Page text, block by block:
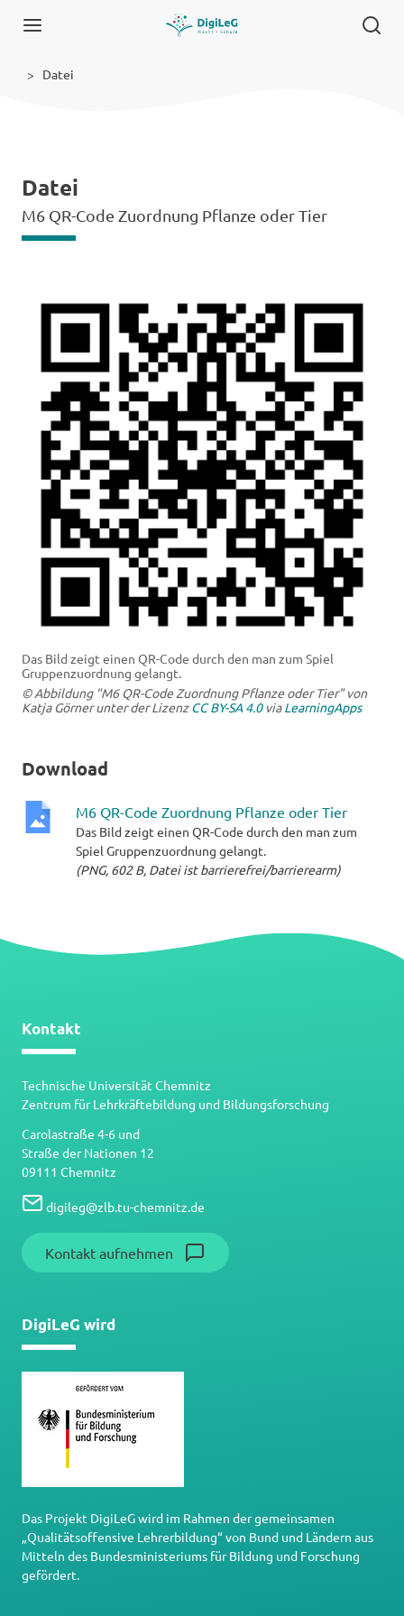
Datei
Datei
M6 QR-Code Zuordnung Pflanze oder Tier
Das Bild zeigt einen QR-Code durch den man zum Spiel
Gruppenzuordnung gelangt.
© Abbildung "M6 QR-Code Zuordnung Pflanze oder Tier" von
Katja Görner unter der LizenzCC BY-SA 4.0viaLearningApps
Download
M6 QR-Code Zuordnung Pflanze oder Tier
Das Bild zeigt einen QR-Code durch den man zum
Spiel Gruppenzuordnung gelangt.
(PNG, 602 B, Datei ist barrierefrei/barrierearm)
Kontakt
Technische Universität Chemnitz
Zentrum für Lehrkräftebildung und Bildungsforschung
Carolastraße 4-6 und
Straße der Nationen 12
09111 Chemnitz
digileg@zlb.tu-chemnitz.de
Kontakt aufnehmen
DigiLeG wird
Das Projekt DigiLeG wird im Rahmen der gemeinsamen
„Qualitätsoffensive Lehrerbildung“ von Bund und Ländern aus
Mitteln des Bundesministeriums für Bildung und Forschung
gefördert.